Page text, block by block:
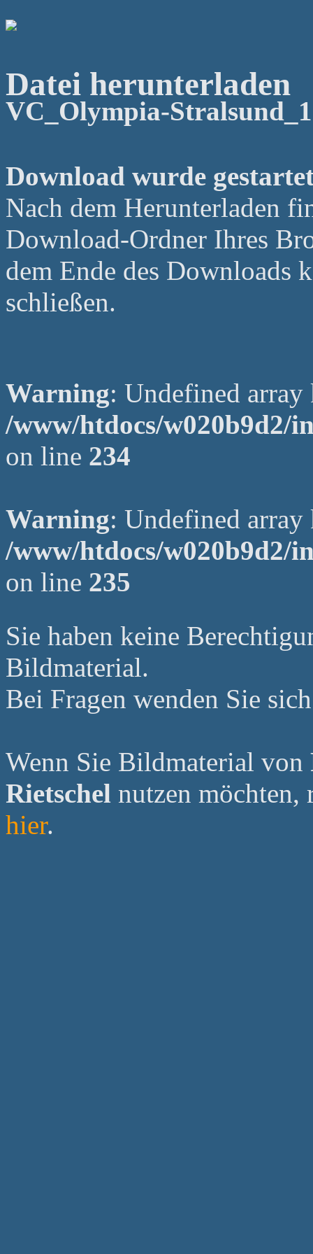
Datei herunterladen
VC_Olympia-
Download wurde
Nach dem Herunterladen
Download-Ordner Ihres
dem Ende des Downloads
schließen.
Warning: Undefined
/www/htdocs/w020b9d2/
on line 234
Warning: Undefined
/www/htdocs/w020b9d2/
on line 235
Sie haben keine
Bildmaterial.
Bei Fragen wenden Sie
Wenn Sie Bildmaterial von
Rietschel nutzen möchten,
hier.